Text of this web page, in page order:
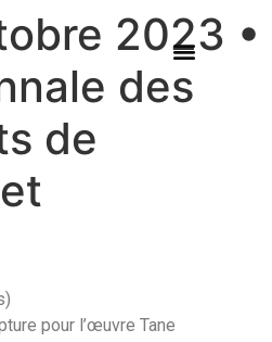
2023 •
des
de
pour l’œuvre Tane